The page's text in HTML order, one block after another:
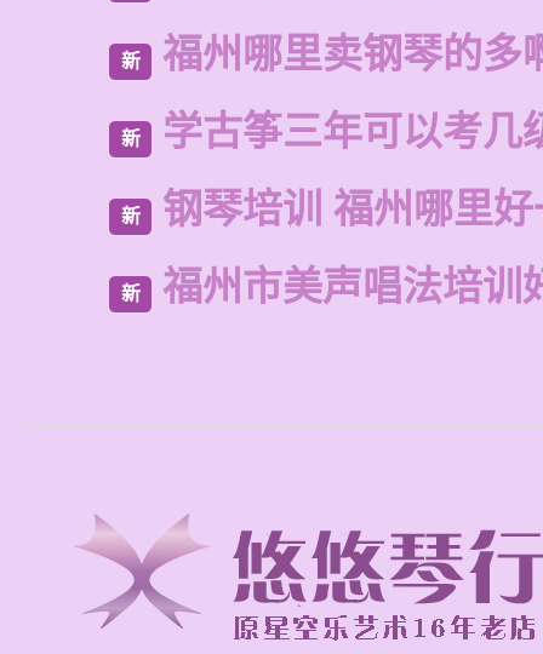
新 福州哪里卖钢琴的多
新 学古筝三年可以考几
新 钢琴培训 福州哪里
新 福州市美声唱法培训